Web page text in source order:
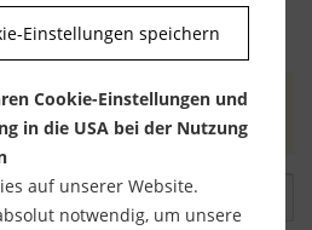
nach Überprüfung
Einstellungen speichern
Cookie-Einstellungen und
in die USA bei der Nutzung
auf unserer Website.
notwendig, um unsere